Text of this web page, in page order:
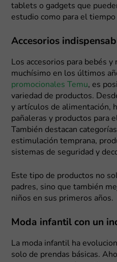
tablets o gadgets que
estudio como para el
Accesorios
Los accesorios para bebés y
muchísimo en los últimos
promocionales Temu, es
variedad de productos.
y artículos de alimentación,
pañaleras y productos para
También destacan
estimulación temprana,
sistemas de seguridad y
Este tipo de productos no
padres, sino que también
niños en sus primeros años.
Moda infantil con un
La moda infantil ha
solo de prendas básicas.